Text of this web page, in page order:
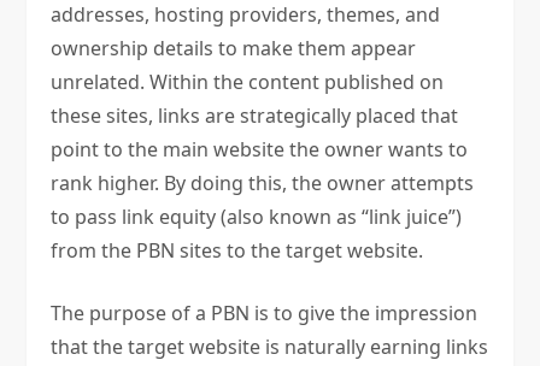
addresses, hosting providers, themes, and
ownership details to make them appear
unrelated. Within the content published on
these sites, links are strategically placed that
point to the main website the owner wants to
rank higher. By doing this, the owner attempts
to pass link equity (also known as “link juice”)
from the PBN sites to the target website.
The purpose of a PBN is to give the impression
that the target website is naturally earning links